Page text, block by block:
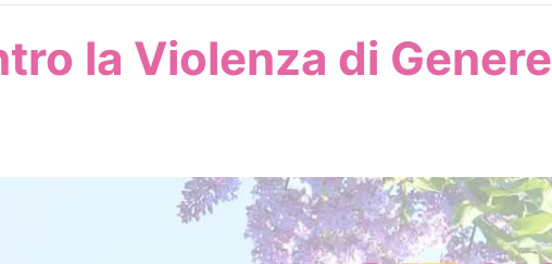
la Violenza di Genere